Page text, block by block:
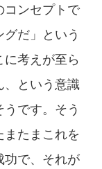
コンセプトで
だ」という
考えが至ら
、という意識
です。そう
またまこれを
功で、それが